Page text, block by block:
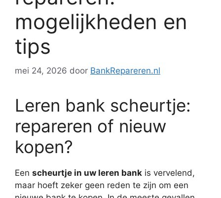
mogelijkheden en
tips
mei 24, 2026 door BankRepareren.nl
Leren bank scheurtje:
repareren of nieuw
kopen?
Een scheurtje in uw leren bank is vervelend,
maar hoeft zeker geen reden te zijn om een